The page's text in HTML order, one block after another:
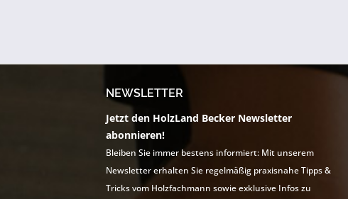
NEWSLETTER
Jetzt den HolzLand Becker Newsletter
abonnieren!
Bleiben Sie immer bestens informiert: Mit unserem
Newsletter erhalten Sie regelmäßig praxisnahe Tipps &
Tricks vom Holzfachmann sowie exklusive Infos zu